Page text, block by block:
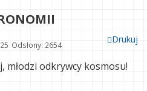
Drukuj
Odsłony: 2654
młodzi odkrywcy kosmosu!